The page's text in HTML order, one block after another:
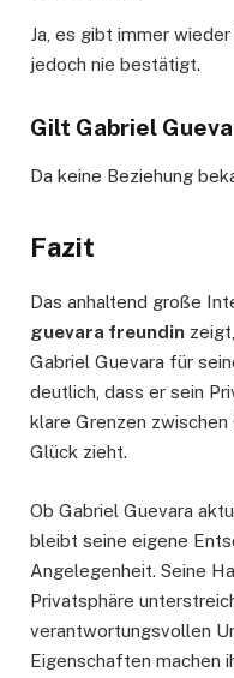
Ja, es gibt immer
jedoch nie bestätigt.
Gilt Gabriel
Da keine Beziehung
Fazit
Das anhaltend große
guevara freundin
Gabriel Guevara für
deutlich, dass er sein
klare Grenzen
Glück zieht.
Ob Gabriel Guevara
bleibt seine eigene
Angelegenheit. Seine
Privatsphäre
verantwortungsvollen
Eigenschaften machen